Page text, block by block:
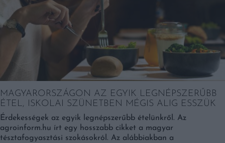
MAGYARORSZÁGON AZ EGYIK LEGNÉPSZERŰBB
ÉTEL, ISKOLAI SZÜNETBEN MÉGIS ALIG ESSZÜK
Érdekességek az egyik legnépszerűbb ételünkről. Az
agroinform.hu írt egy hosszabb cikket a magyar
tésztafogyasztási szokásokról. Az alábbiakban a